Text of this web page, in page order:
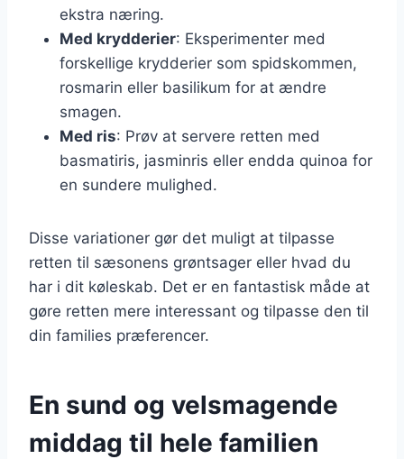
ekstra næring.
Med krydderier: Eksperimenter med
forskellige krydderier som spidskommen,
rosmarin eller basilikum for at ændre
smagen.
Med ris: Prøv at servere retten med
basmatiris, jasminris eller endda quinoa for
en sundere mulighed.
Disse variationer gør det muligt at tilpasse
retten til sæsonens grøntsager eller hvad du
har i dit køleskab. Det er en fantastisk måde at
gøre retten mere interessant og tilpasse den til
din families præferencer.
En sund og velsmagende
middag til hele familien